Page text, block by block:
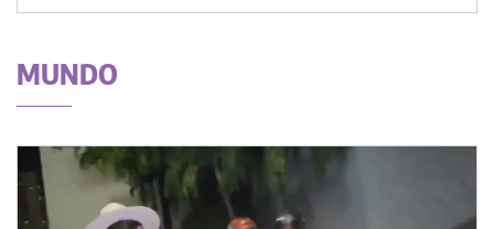
MUNDO